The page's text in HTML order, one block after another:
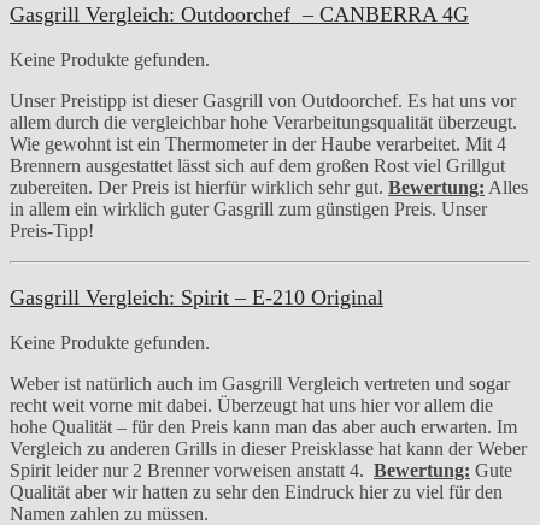
Gasgrill Vergleich: Outdoorchef – CANBERRA 4G
Keine Produkte gefunden.
Unser Preistipp ist dieser Gasgrill von Outdoorchef. Es hat uns vor
allem durch die vergleichbar hohe Verarbeitungsqualität überzeugt.
Wie gewohnt ist ein Thermometer in der Haube verarbeitet. Mit 4
Brennern ausgestattet lässt sich auf dem großen Rost viel Grillgut
zubereiten. Der Preis ist hierfür wirklich sehr gut. Bewertung: Alles
in allem ein wirklich guter Gasgrill zum günstigen Preis. Unser
Preis-Tipp!
Gasgrill Vergleich: Spirit – E-210 Original
Keine Produkte gefunden.
Weber ist natürlich auch im Gasgrill Vergleich vertreten und sogar
recht weit vorne mit dabei. Überzeugt hat uns hier vor allem die
hohe Qualität – für den Preis kann man das aber auch erwarten. Im
Vergleich zu anderen Grills in dieser Preisklasse hat kann der Weber
Spirit leider nur 2 Brenner vorweisen anstatt 4. Bewertung: Gute
Qualität aber wir hatten zu sehr den Eindruck hier zu viel für den
Namen zahlen zu müssen.